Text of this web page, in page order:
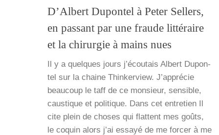
D’Albert Dupontel à Peter Sellers,
en passant par une fraude littéraire
et la chirurgie à mains nues
Il y a quelques jours j’é­cou­tais Albert Dupon­
tel sur la chaine Thin­ker­view. J’ap­pré­cie
beau­coup le taff de ce mon­sieur, sen­sible,
caus­tique et poli­tique. Dans cet entre­tien Il
cite plein de choses qui flattent mes goûts,
le coquin alors j’ai essayé de me for­cer à me